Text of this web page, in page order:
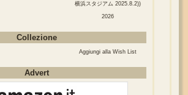
横浜スタジアム 2025.8.2))
2026
Collezione
Aggiungi alla Wish List
Advert